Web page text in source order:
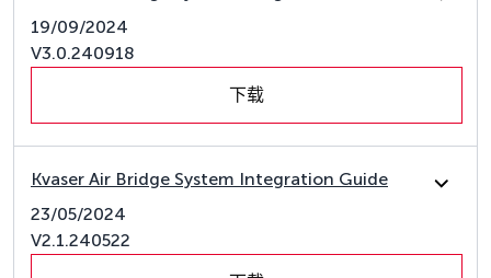
19/09/2024
V3.0.240918
下载
Kvaser Air Bridge System Integration Guide
23/05/2024
V2.1.240522